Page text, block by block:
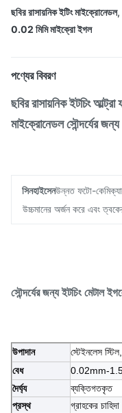
ছবির রাসায়নিক ইটিং মাইক্রোনেডল,
0.02 মিমি মাইক্রো ইগল
পণ্যের বিবরণ
ছবির রাসায়নিক ইটচিং
মাইক্রোনেডল সৌন্দর্যের জন্য
সিনহাইসেনউন্নত ফটো-
উচ্চমানের অর্জন করে এবং
সৌন্দর্যের জন্য ইটচিং মেটাল
উপাদান
স্টেইনলেস
বেধ
0.02mm-
দৈর্ঘ্য
ব্যক্তিগতকৃত
প্রস্থ
গ্রাহকের চাহিদা